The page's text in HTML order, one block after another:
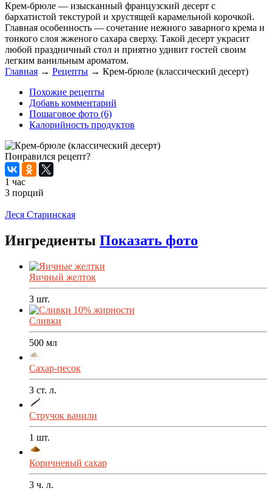
Крем-брюле — изысканный французский десерт с
бархатистой текстурой и хрустящей карамельной корочкой.
Главная особенность — сочетание нежного заварного крема и
тонкого слоя жженого сахара сверху. Такой десерт украсит
любой праздничный стол и приятно удивит гостей своим
легким ванильным ароматом.
Главная → Рецепты → Крем-брюле (классический десерт)
Похожие рецепты
Добавь комментарий
Пошаговое фото (6)
Калорийность продуктов
Понравился рецепт?
1 час
3 порций
Леся Старинская
Ингредиенты Показать фото
Яичный желток
3 шт.
Сливки
500 мл
Сахар-песок
3 ст. л.
Стручок ванили
1 шт.
Коричневый сахар
3 ч. л.